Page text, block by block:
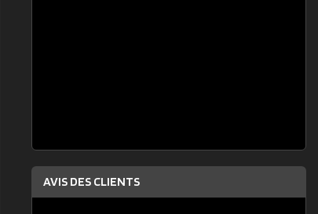
AVIS DES CLIENTS